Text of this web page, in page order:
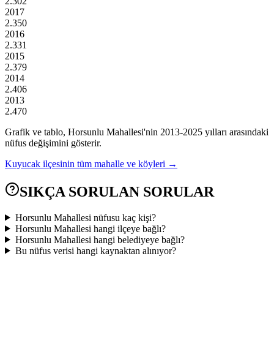
2017
2.350
2016
2.331
2015
2.379
2014
2.406
2013
2.470
Grafik ve tablo, Horsunlu Mahallesi'nin 2013-2025 yılları arasındaki
nüfus değişimini gösterir.
Kuyucak ilçesinin tüm mahalle ve köyleri →
SIKÇA SORULAN SORULAR
Horsunlu Mahallesi nüfusu kaç kişi?
Horsunlu Mahallesi hangi ilçeye bağlı?
Horsunlu Mahallesi hangi belediyeye bağlı?
Bu nüfus verisi hangi kaynaktan alınıyor?